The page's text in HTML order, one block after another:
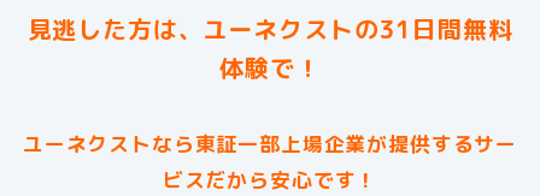
見逃した方は、ユーネクストの31日間無料
体験で！
ユーネクストなら東証一部上場企業が提供するサー
ビスだから安心です！